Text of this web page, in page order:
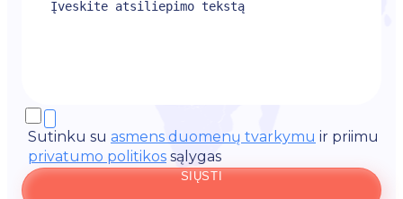
Sutinku su asmens duomenų tvarkymu ir priimu
privatumo politikos sąlygas
SIŲSTI